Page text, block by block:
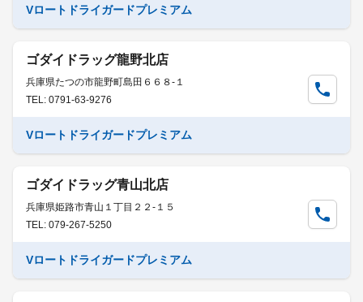
Vロートドライガードプレミアム
ゴダイドラッグ龍野北店
兵庫県たつの市龍野町島田６６８-１
TEL: 0791-63-9276
Vロートドライガードプレミアム
ゴダイドラッグ青山北店
兵庫県姫路市青山１丁目２２-１５
TEL: 079-267-5250
Vロートドライガードプレミアム